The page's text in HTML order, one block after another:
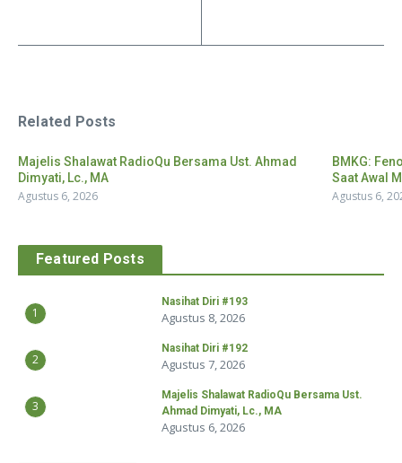
Related Posts
Majelis Shalawat RadioQu Bersama Ust. Ahmad
Dimyati, Lc., MA
Agustus 6, 2026
BMKG:
Saat Awal
Agustus 6,
Featured Posts
1
Nasihat Diri #193
Agustus 8, 2026
2
Nasihat Diri #192
Agustus 7, 2026
3
Majelis Shalawat RadioQu Bersama Ust.
Ahmad Dimyati, Lc., MA
Agustus 6, 2026